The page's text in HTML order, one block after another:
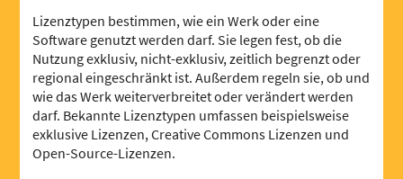
Lizenztypen bestimmen, wie ein Werk oder eine
Software genutzt werden darf. Sie legen fest, ob die
Nutzung exklusiv, nicht-exklusiv, zeitlich begrenzt oder
regional eingeschränkt ist. Außerdem regeln sie, ob und
wie das Werk weiterverbreitet oder verändert werden
darf. Bekannte Lizenztypen umfassen beispielsweise
exklusive Lizenzen, Creative Commons Lizenzen und
Open-Source-Lizenzen.